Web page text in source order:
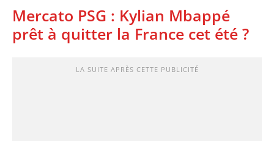
Mercato PSG : Kylian Mbappé
prêt à quitter la France cet été ?
LA SUITE APRÈS CETTE PUBLICITÉ